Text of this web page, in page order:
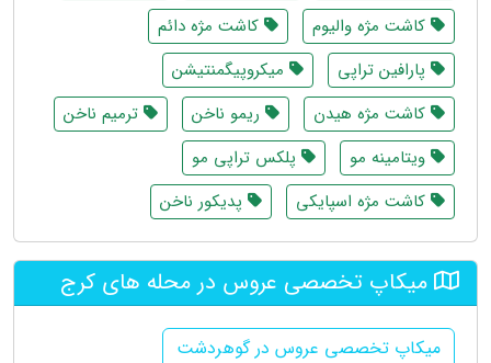
کاشت مژه والیوم
کاشت مژه دائم
پارافین تراپی
میکروپیگمنتیشن
کاشت مژه هیدن
ریمو ناخن
ترمیم ناخن
ویتامینه مو
پلکس تراپی مو
کاشت مژه اسپایکی
پدیکور ناخن
میکاپ تخصصی عروس در محله های کرج
میکاپ تخصصی عروس در گوهردشت